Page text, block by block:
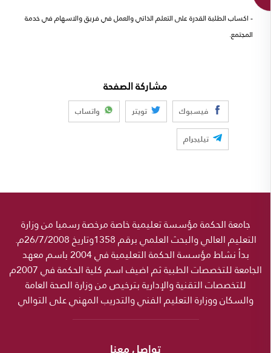
- اكساب الطلبة القدرة على التعلم الذاتي والعمل في فريق والاسهام في خدمة
المجتمع.
مشاركة الصفحة
فيسبوك تويتر
واتساب
تيليجرام
جامعة الحكمة مؤسسة تعليمية خاصة مرخصة رسميا من وزارة
التعليم العالي والبحث العلمي برقم 1358وتاريخ 26/7/2008م.
بدأ نشاط مؤسسة الحكمة التعليمية في 2004 باسم معهد
الجامعة للتخصصات الطبية ثم اضيف اسم كلية الحكمة في 2007م
للتخصصات التقنية والإدارية بترخيص من وزارة الصحة العامة
والسكان ووزارة التعليم الفني والتدريب المهني على التوالي